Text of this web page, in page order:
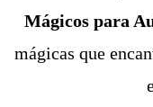
Mágicos para
mágicas que